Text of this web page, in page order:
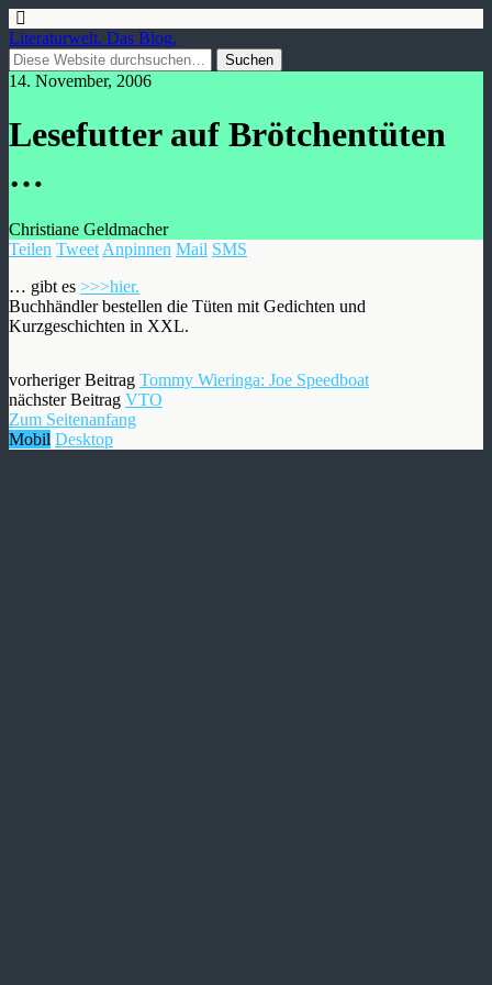
Literaturwelt. Das Blog.
14. November, 2006
Lesefutter auf Brötchentüten
…
Christiane Geldmacher
Teilen Tweet Anpinnen Mail SMS
… gibt es >>>hier.
Buchhändler bestellen die Tüten mit Gedichten und
Kurzgeschichten in XXL.
vorheriger Beitrag Tommy Wieringa: Joe Speedboat
nächster Beitrag VTO
Zum Seitenanfang
Mobil Desktop